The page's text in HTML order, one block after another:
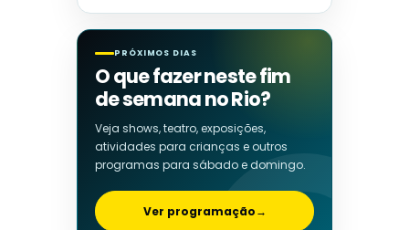
PRÓXIMOS DIAS
O que fazer neste fim
de semana no Rio?
Veja shows, teatro, exposições,
atividades para crianças e outros
programas para sábado e domingo.
Ver programação→